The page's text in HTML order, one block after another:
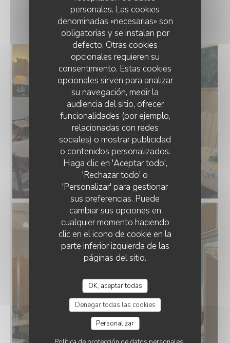
personales. Las cookies
denominadas «necesarias» son
obligatorias y se instalan por
defecto. Otras cookies
opcionales requieren su
consentimiento. Estas cookies
opcionales sirven para analizar
su navegación, medir la
audiencia del sitio, ofrecer
funcionalidades (por ejemplo,
relacionadas con redes
sociales) o mostrar publicidad
o contenidos personalizados.
Haga clic en 'Aceptar todo',
'Rechazar todo' o
'Personalizar' para gestionar
sus preferencias. Puede
cambiar sus opciones en
cualquier momento haciendo
clic en el icono de cookie en la
parte inferior izquierda de las
páginas del sitio.
OK, aceptar todas
Denegar todas las cookies
Personalizar
LE RESTAURANT